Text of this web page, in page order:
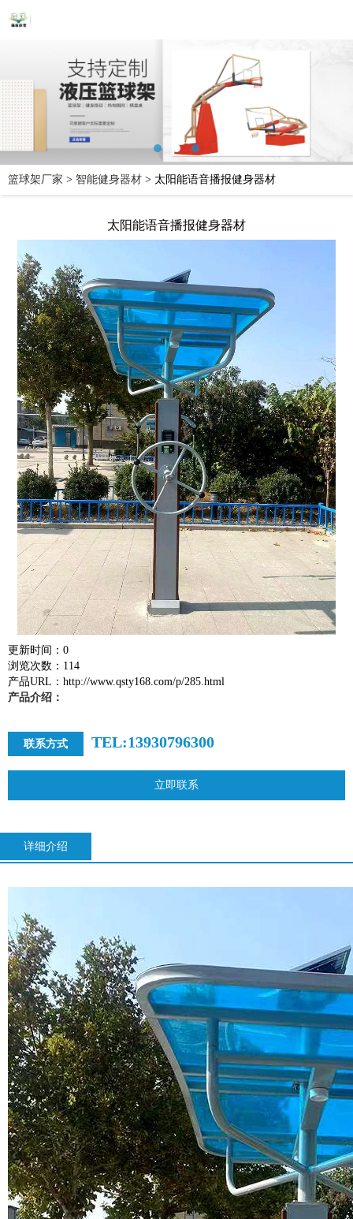
篮球架厂家 > 智能健身器材 > 太阳能语音播报健身器材
太阳能语音播报健身器材
更新时间：0
浏览次数：114
产品URL：http://www.qsty168.com/p/285.html
产品介绍：
联系方式 TEL:13930796300
立即联系
详细介绍